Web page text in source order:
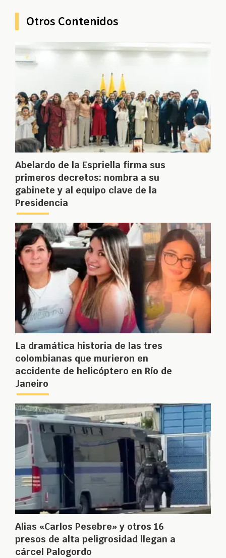
Otros Contenidos
Abelardo de la Espriella firma sus
primeros decretos: nombra a su
gabinete y al equipo clave de la
Presidencia
La dramática historia de las tres
colombianas que murieron en
accidente de helicóptero en Río de
Janeiro
Alias «Carlos Pesebre» y otros 16
presos de alta peligrosidad llegan a
cárcel Palogordo